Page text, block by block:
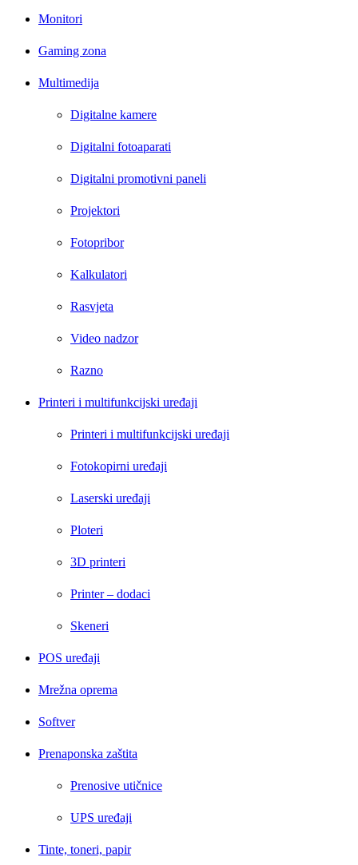
Monitori
Gaming zona
Multimedija
Digitalne kamere
Digitalni fotoaparati
Digitalni promotivni paneli
Projektori
Fotopribor
Kalkulatori
Rasvjeta
Video nadzor
Razno
Printeri i multifunkcijski uređaji
Printeri i multifunkcijski uređaji
Fotokopirni uređaji
Laserski uređaji
Ploteri
3D printeri
Printer – dodaci
Skeneri
POS uređaji
Mrežna oprema
Softver
Prenaponska zaštita
Prenosive utičnice
UPS uređaji
Tinte, toneri, papir